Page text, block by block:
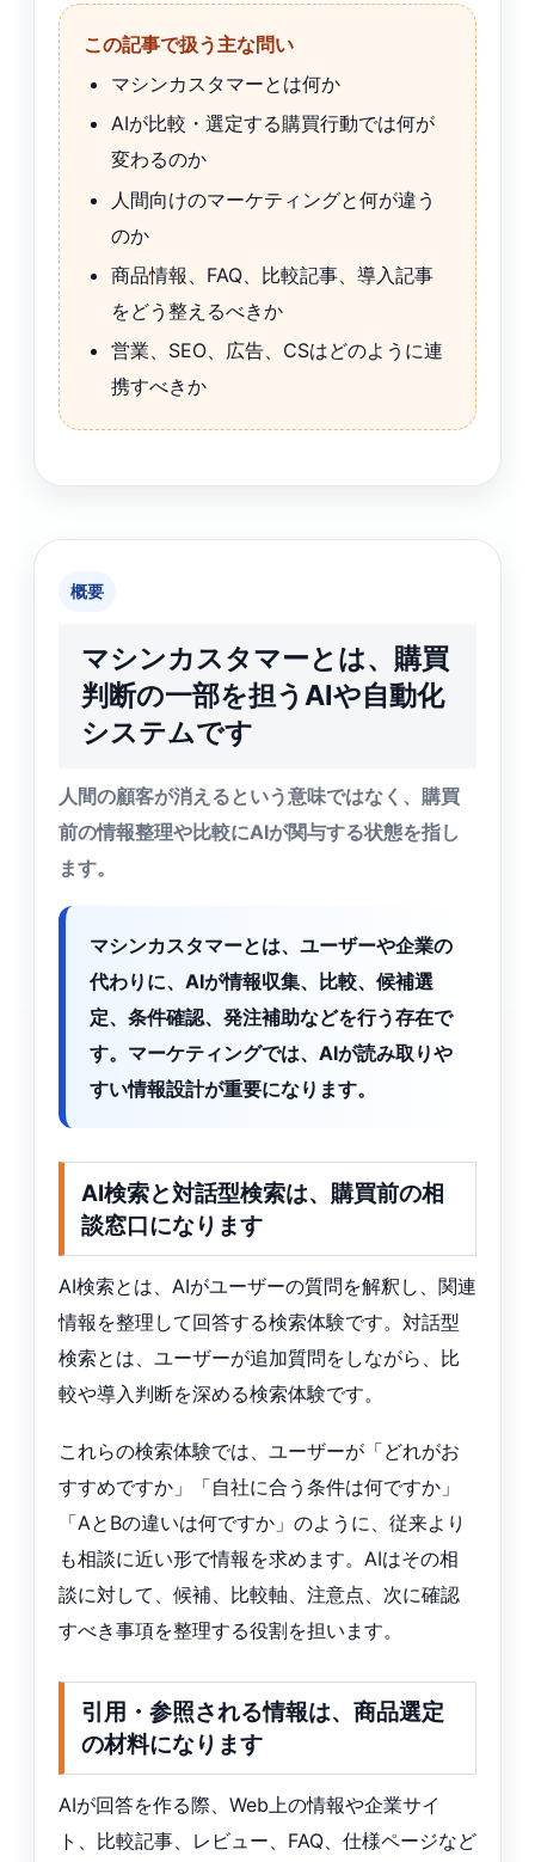
この記事で扱う主な問い
マシンカスタマーとは何か
AIが比較・選定する購買行動では何が
変わるのか
人間向けのマーケティングと何が違う
のか
商品情報、FAQ、比較記事、導入記事
をどう整えるべきか
営業、SEO、広告、CSはどのように連
携すべきか
概要
マシンカスタマーとは、購買
判断の一部を担うAIや自動化
システムです
人間の顧客が消えるという意味ではなく、購買
前の情報整理や比較にAIが関与する状態を指し
ます。
マシンカスタマーとは、ユーザーや企業の
代わりに、AIが情報収集、比較、候補選
定、条件確認、発注補助などを行う存在で
す。マーケティングでは、AIが読み取りや
すい情報設計が重要になります。
AI検索と対話型検索は、購買前の相
談窓口になります
AI検索とは、AIがユーザーの質問を解釈し、関連
情報を整理して回答する検索体験です。対話型
検索とは、ユーザーが追加質問をしながら、比
較や導入判断を深める検索体験です。
これらの検索体験では、ユーザーが「どれがお
すすめですか」「自社に合う条件は何ですか」
「AとBの違いは何ですか」のように、従来より
も相談に近い形で情報を求めます。AIはその相
談に対して、候補、比較軸、注意点、次に確認
すべき事項を整理する役割を担います。
引用・参照される情報は、商品選定
の材料になります
AIが回答を作る際、Web上の情報や企業サイ
ト、比較記事、レビュー、FAQ、仕様ページなど